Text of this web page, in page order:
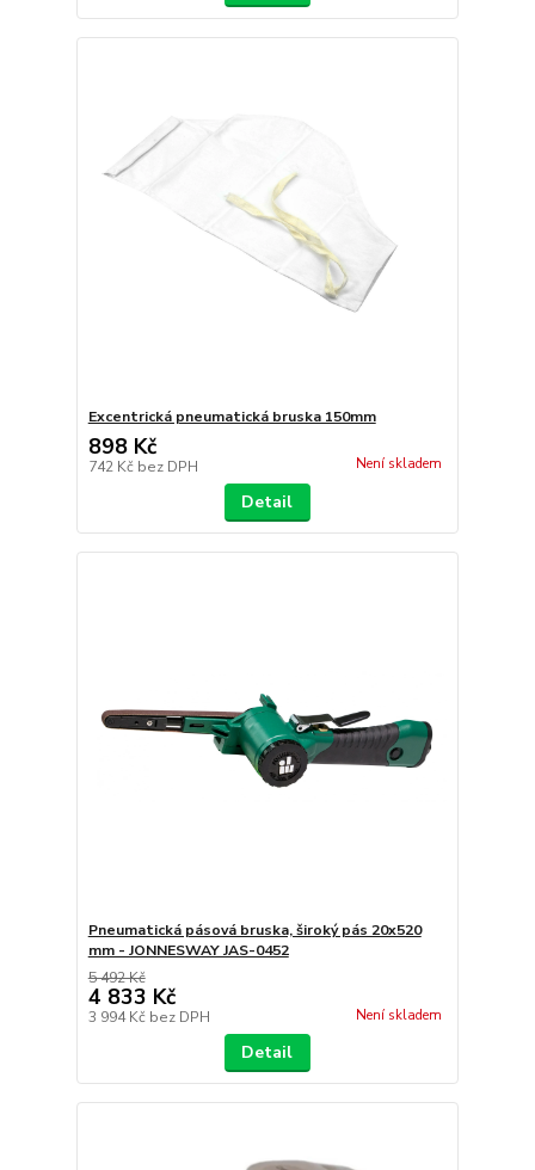
Excentrická pneumatická bruska 150mm
898 Kč
742 Kč bez DPH Není skladem
Detail
Pneumatická pásová bruska, široký pás 20x520
mm - JONNESWAY JAS-0452
5 492 Kč
4 833 Kč
3 994 Kč bez DPH Není skladem
Detail